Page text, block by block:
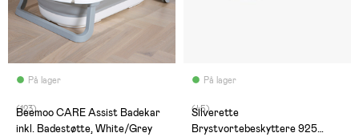
På lager
(123)
Beemoo CARE Assist Badekar
inkl. Badestøtte, White/Grey
På lager
(45)
Silverette
Brystvortebeskyttere 925